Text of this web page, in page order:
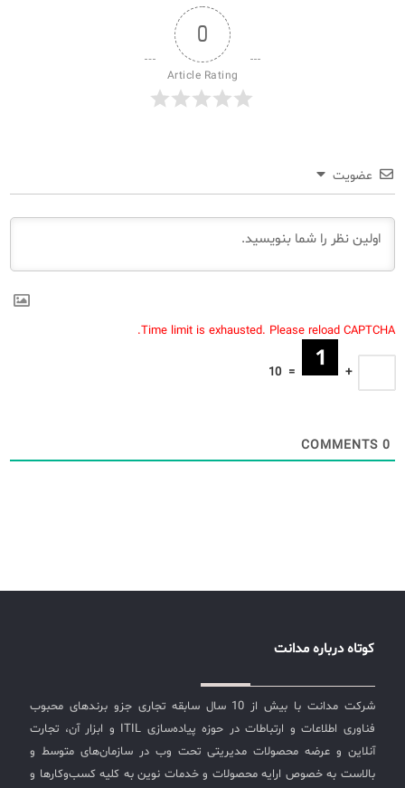
0
Article Rating
عضویت
Time limit is exhausted. Please reload CAPTCHA.
+
=
10
0
کوتاه درباره مدانت
شرکت مدانت با بیش از 10 سال سابقه تجاری جزو برندهای محبوب
فناوری اطلاعات و ارتباطات در حوزه پیاده‌سازی ITIL و ابزار آن، تجارت
آنلاین و عرضه محصولات مدیریتی تحت وب در سازمان‌های متوسط و
بالاست به خصوص ارایه محصولات و خدمات نوین به کلیه کسب‌وکارها و